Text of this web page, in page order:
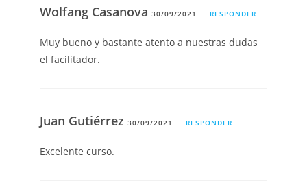
Wolfang Casanova30/09/2021 RESPONDER
Muy bueno y bastante atento a nuestras dudas
el facilitador.
Juan Gutiérrez30/09/2021 RESPONDER
Excelente curso.